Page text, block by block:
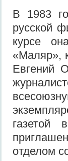
В 1983
русской
курсе
«Маляр»,
Евгений
отделом